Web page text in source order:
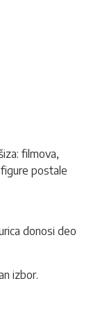
filmova,
figure postale
donosi deo
izbor.